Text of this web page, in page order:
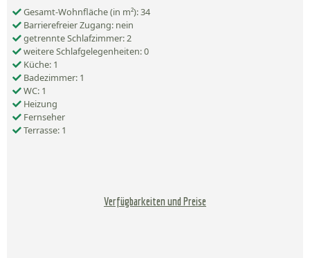
Gesamt-Wohnfläche (in m²): 34
Barrierefreier Zugang: nein
getrennte Schlafzimmer: 2
weitere Schlafgelegenheiten: 0
Küche: 1
Badezimmer: 1
WC: 1
Heizung
Fernseher
Terrasse: 1
Verfügbarkeiten und Preise